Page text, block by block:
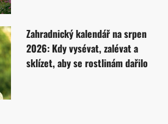
Zahradnický kalendář na srpen
2026: Kdy vysévat, zalévat a
sklízet, aby se rostlinám dařilo